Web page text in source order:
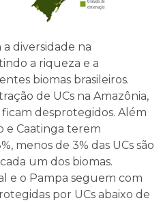
a diversidade na
a riqueza e a
biomas brasileiros.
de UCs na Amazônia,
desprotegidos. Além
e Caatinga terem
menos de 3% das UCs são
um dos biomas.
e o Pampa seguem com
por UCs abaixo de